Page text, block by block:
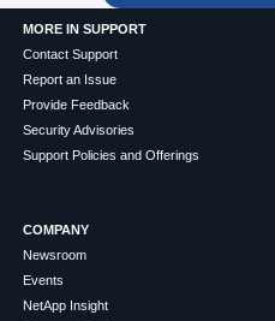
MORE IN SUPPORT
Contact Support
Report an Issue
Provide Feedback
Security Advisories
Support Policies and Offerings
COMPANY
Newsroom
Events
NetApp Insight